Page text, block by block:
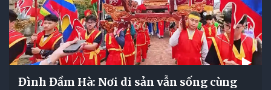
Đình Đầm Hà: Nơi di sản vẫn sống cùng